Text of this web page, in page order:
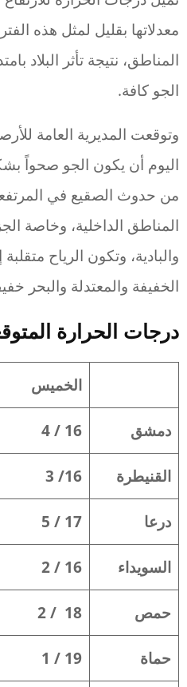
معدلاتها بقليل لمثل هذه
المناطق، نتيجة تأثر البلاد
الجو كافة.
وتوقعت المديرية العامة
اليوم أن يكون الجو صحواً
من حدوث الصقيع في
المناطق الداخلية، وخاصة
والبادية، وتكون الرياح
الخفيفة والمعتدلة والبحر
درجات الحرارة
الخميس
دمشق 16 / 4
القنيطرة 16/ 3
درعا 17 / 5
السويداء 16 / 2
حمص 18 / 2
حماة 19 / 1